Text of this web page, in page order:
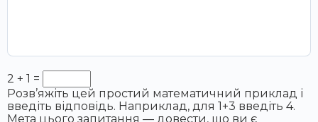
2 + 1 =
Розв’яжіть цей простий математичний приклад і
введіть відповідь. Наприклад, для 1+3 введіть 4.
Мета цього запитання — довести, що ви є